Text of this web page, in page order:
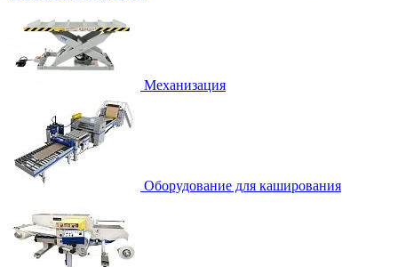
Механизация
Оборудование для каширования